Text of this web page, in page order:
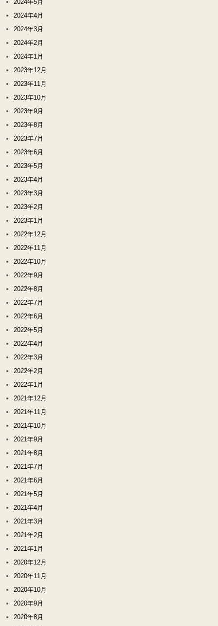
2024年5月
2024年4月
2024年3月
2024年2月
2024年1月
2023年12月
2023年11月
2023年10月
2023年9月
2023年8月
2023年7月
2023年6月
2023年5月
2023年4月
2023年3月
2023年2月
2023年1月
2022年12月
2022年11月
2022年10月
2022年9月
2022年8月
2022年7月
2022年6月
2022年5月
2022年4月
2022年3月
2022年2月
2022年1月
2021年12月
2021年11月
2021年10月
2021年9月
2021年8月
2021年7月
2021年6月
2021年5月
2021年4月
2021年3月
2021年2月
2021年1月
2020年12月
2020年11月
2020年10月
2020年9月
2020年8月